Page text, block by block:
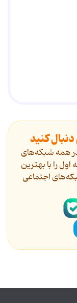
کنید
همه شبکه‌های
را با بهترین
اجتماعی